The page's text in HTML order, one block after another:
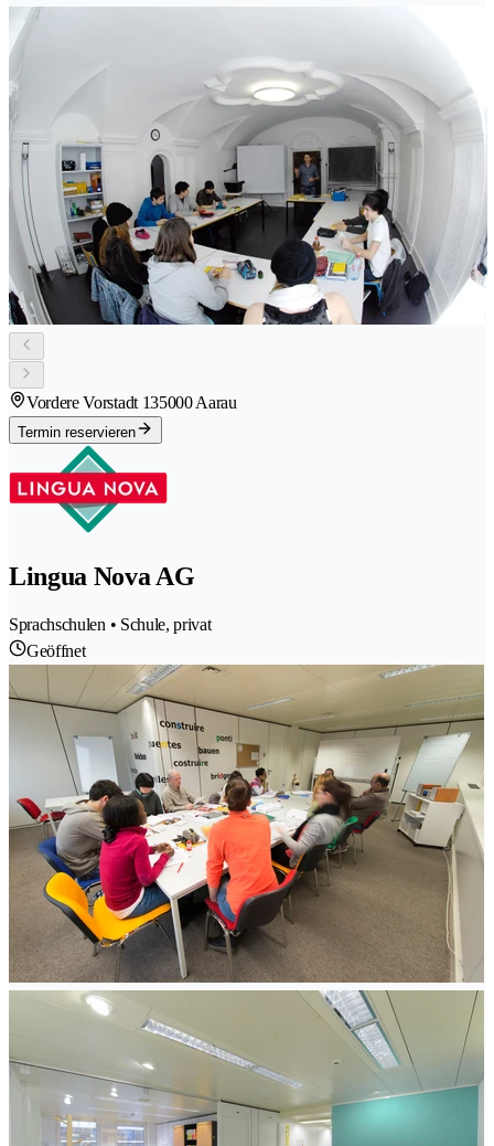
Vordere Vorstadt 135000 Aarau
Termin reservieren
Lingua Nova AG
Sprachschulen • Schule, privat
Geöffnet